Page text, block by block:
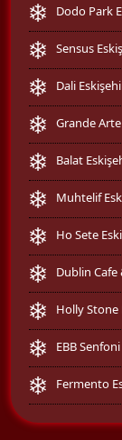
Dodo Park
Sensus
Dali
Grande Arte
Balat
Muhtelif
Ho Sete
Dublin Cafe
Holly Stone
EBB
Fermento